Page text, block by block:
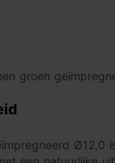
groen